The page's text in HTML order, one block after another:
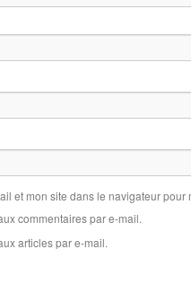
et mon site dans le navigateur
commentaires par e-mail.
articles par e-mail.